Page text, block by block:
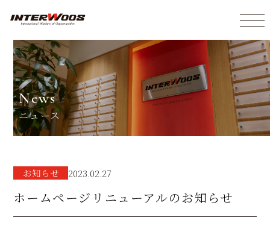
news
ニュース
お知らせ 2023.02.27
ホームページリニューアルのお知らせ